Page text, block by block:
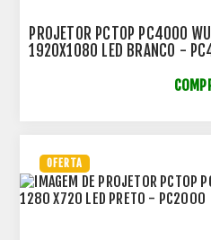
PROJETOR PCTOP PC4000
1920X1080 LED BRANCO -
OFERTA